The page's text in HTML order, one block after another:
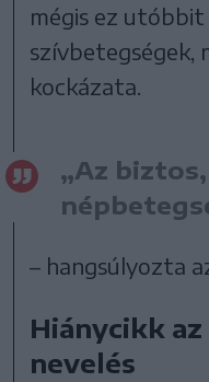
mégis ez
szívbetegségek,
kockázata.
„Az
– hangsúlyozta
Hiánycikk
nevelés